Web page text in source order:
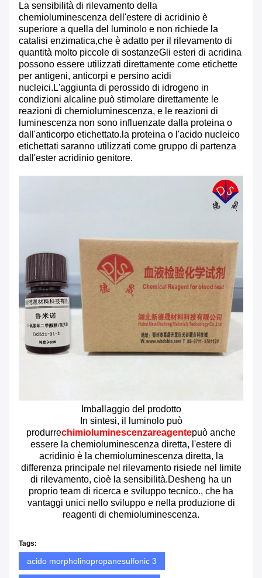
La sensibilità di rilevamento della
chemioluminescenza dell'estere di acridinio è
superiore a quella del luminolo e non richiede la
catalisi enzimatica,che è adatto per il rilevamento di
quantità molto piccole di sostanzeGli esteri di acridina
possono essere utilizzati direttamente come etichette
per antigeni, anticorpi e persino acidi
nucleici.L'aggiunta di perossido di idrogeno in
condizioni alcaline può stimolare direttamente le
reazioni di chemioluminescenza, e le reazioni di
luminescenza non sono influenzate dalla proteina o
dall'anticorpo etichettato.la proteina o l'acido nucleico
etichettati saranno utilizzati come gruppo di partenza
dall'ester acridinio genitore.
Imballaggio del prodotto
In sintesi, il luminolo può
produrrechimioluminescenzareagentepuò anche
essere la chemioluminescenza diretta, l'estere di
acridinio è la chemioluminescenza diretta, la
differenza principale nel rilevamento risiede nel limite
di rilevamento, cioè la sensibilità.Desheng ha un
proprio team di ricerca e sviluppo tecnico., che ha
vantaggi unici nello sviluppo e nella produzione di
reagenti di chemioluminescenza.
Tags:
acido morpholinopropanesulfonic 3